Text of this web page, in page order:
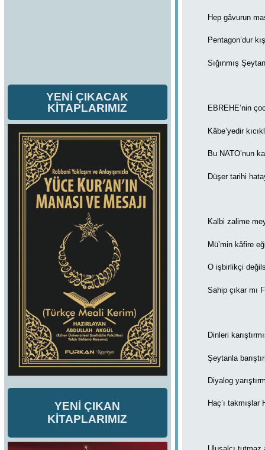
YENİ ÇIKACAK
KİTAPLARIMIZ
YENİ ÇIKAN
KİTAPLARIMIZ
Hep gâvurun
Pentagon’dur
Sığınmış
EBREHE’nin
Kâbe’yedir
Bu NATO’nun
Düşer tarihi
Kalbi zalime
Mü’min kâfire
O işbirlikçi
Sahip çıkar mı
Dinleri
Şeytanla
Diyalog
Haç’ı takmışlar